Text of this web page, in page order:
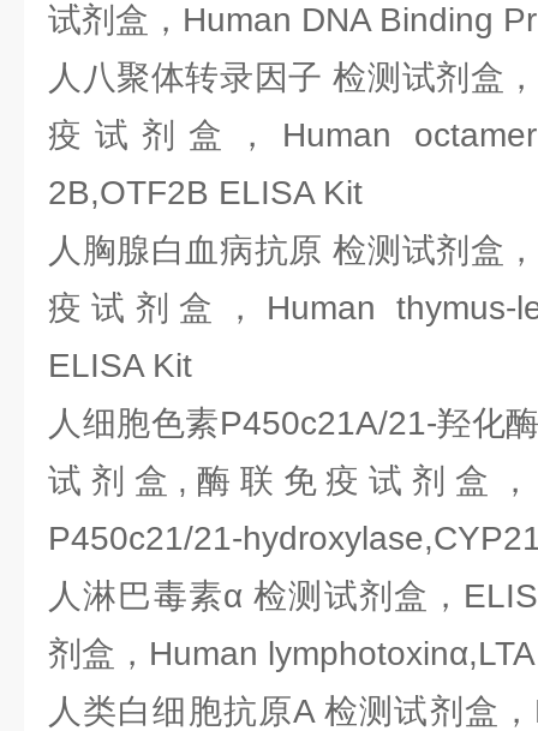
试剂盒，Human DNA Binding
人八聚体转录因子 检测试剂盒
疫试剂盒，Human octamer
2B,OTF2B ELISA Kit
人胸腺白血病抗原 检测试剂盒
疫试剂盒，Human thymus-
ELISA Kit
人细胞色素P450c21A/21-羟化
试剂盒,酶联免疫试剂盒，
P450c21/21-
人淋巴毒素α 检测试剂盒，
剂盒，Human
人类白细胞抗原A 检测试剂盒